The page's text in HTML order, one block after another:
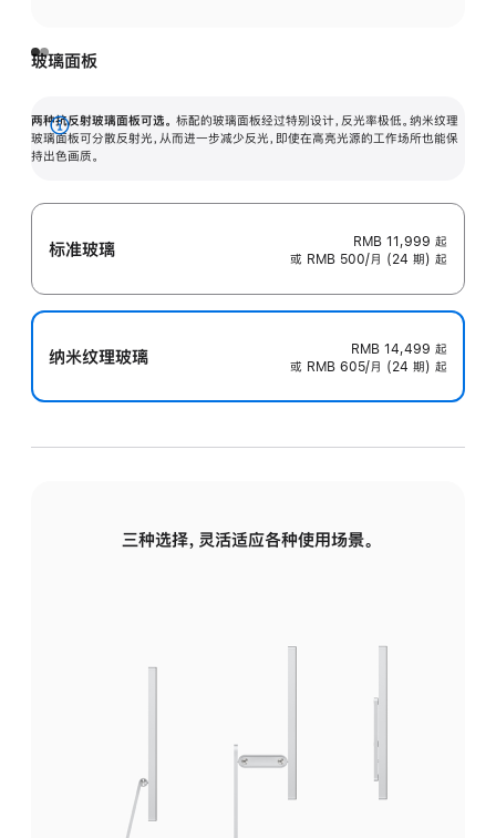
玻璃面板
两种抗反射玻璃面板可选。 标配的玻璃面板经过特别设计，反光率极低。纳米纹理
玻璃面板可分散反射光，从而进一步减少反光，即使在高亮光源的工作场所也能保
持出色画质。
展
开
标准玻璃 RMB 11,999 起
或 RMB 500/月 (24 期) 起
纳米纹理玻璃 RMB 14,499 起
或 RMB 605/月 (24 期) 起
三种选择，灵活适应各种使用场景。